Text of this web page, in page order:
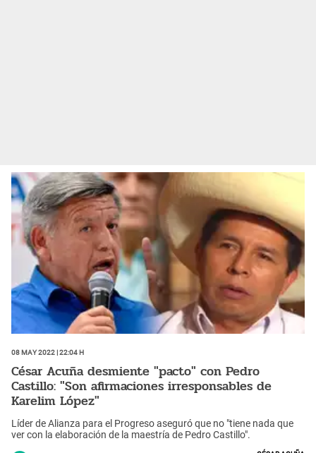
08 May 2022 | 22:04 h
César Acuña desmiente "pacto" con Pedro
Castillo: "Son afirmaciones irresponsables de
Karelim López"
Líder de Alianza para el Progreso aseguró que no "tiene nada que
ver con la elaboración de la maestría de Pedro Castillo".